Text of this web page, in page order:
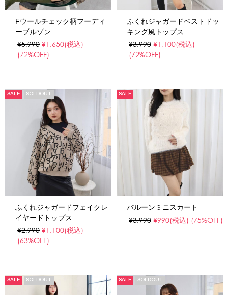
Fウールチェック柄フーディ
ーブルゾン
¥5,990 ¥1,650(税込)
(72%OFF)
ふくれジャガードベストドッ
キング風トップス
¥3,990 ¥1,100(税込)
(72%OFF)
SALE SOLDOUT
ふくれジャガードフェイクレ
イヤードトップス
¥2,990 ¥1,100(税込)
(63%OFF)
SALE
バルーンミニスカート
¥3,990 ¥990(税込) (75%OFF)
SALE SOLDOUT SALE SOLDOUT